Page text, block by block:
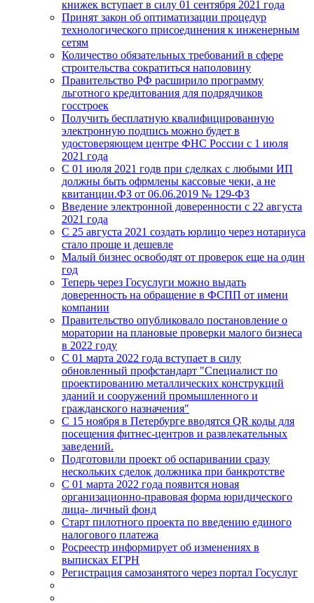
книжек вступает в силу 01 сентября 2021 года
Принят закон об оптиматизации процедур
технологического присоединения к инженерным
сетям
Количество обязательных требований в сфере
строительства сократиться наполовину
Правительство РФ расширило программу
льготного кредитования для подрядчиков
госстроек
Получить бесплатную квалифицированную
электронную подпись можно будет в
удостоверяющем центре ФНС России с 1 июля
2021 года
С 01 июля 2021 годв при сделках с любыми ИП
должны быть офрмлены кассовые чеки, а не
квитанции.ФЗ от 06.06.2019 № 129-ФЗ
Введение электронной доверенности с 22 августа
2021 года
C 25 августа 2021 создать юрлицо через нотариуса
стало проще и дешевле
Малый бизнес освободят от проверок еще на один
год
Теперь через Госуслуги можно выдать
доверенность на обращение в ФСПП от имени
компании
Правительство опубликовало постановление о
моратории на плановые проверки малого бизнеса
в 2022 году
С 01 марта 2022 года вступает в силу
обновленный профстандарт "Специалист по
проектированию металлических конструкций
зданий и сооружений промышленного и
гражданского назначения"
С 15 ноября в Петербурге вводятся QR коды для
посещения фитнес-центров и развлекательных
заведений.
Подготовили проект об оспаривании сразу
нескольких сделок должника при банкротстве
С 01 марта 2022 года появится новая
организационно-правовая форма юридического
лица- личный фонд
Старт пилотного проекта по введению единого
налогового платежа
Росреестр информирует об изменениях в
выписках ЕГРН
Регистрация самозанятого через портал Госуслуг